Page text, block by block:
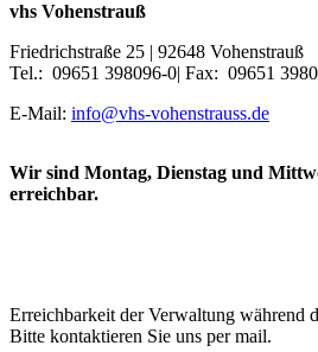
vhs Vohenstrauß
Friedrichstraße 25 | 92648 Vohenstrauß
Tel.: 09651 398096-0| Fax: 09651
E-Mail: info@vhs-vohenstrauss.de
Wir sind Montag, Dienstag und
erreichbar.
Erreichbarkeit der Verwaltung während
Bitte kontaktieren Sie uns per mail.